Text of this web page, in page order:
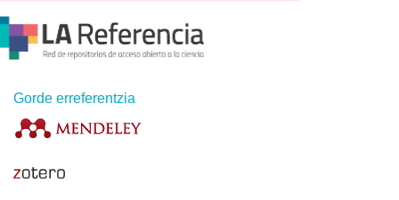
Gorde erreferentzia